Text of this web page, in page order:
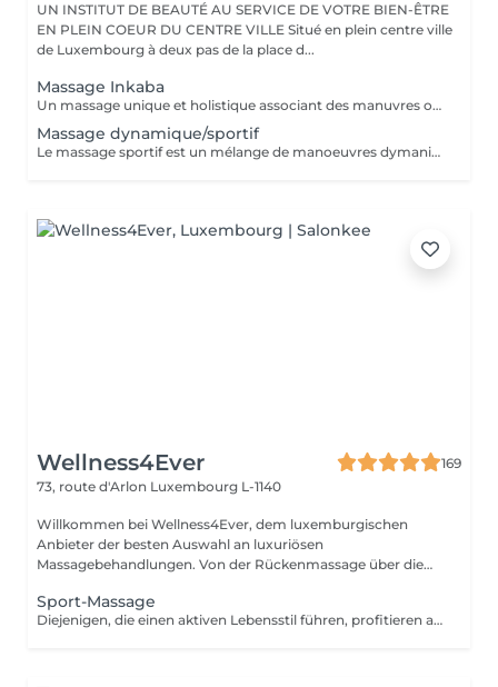
UN INSTITUT DE BEAUTÉ AU SERVICE DE VOTRE BIEN-ÊTRE
EN PLEIN COEUR DU CENTRE VILLE Situé en plein centre ville
de Luxembourg à deux pas de la place d...
Massage Inkaba
Un massage unique et holistique associant des manuvres originaire du monde entier, alliant mouvements lents et appuyés. Ce massage stimule les défenses immunitaires de notre corps et augmente le niveau d'énergie. Evasion et relaxation profonde garanties !
Massage dynamique/sportif
Le massage sportif est un mélange de manoeuvres dymaniques et profondes sur les muscles : pétrissages, frictions, pressions, vibrations et étirements contribuent à préparer, restaurer ou entretenir le physique du sportif ou de toute autre personne physiquement active. Véritable booster d'énergie, ce massage stimule et revitalise.
Wellness4Ever
169
73, route d'Arlon Luxembourg L-1140
Willkommen bei Wellness4Ever, dem luxemburgischen
Anbieter der besten Auswahl an luxuriösen
Massagebehandlungen. Von der Rückenmassage über die
Sport-Massage
Diejenigen, die einen aktiven Lebensstil führen, profitieren am meisten von unserer Sportmassage, einer exquisiten Tiefengewebetherapie, die müde, schmerzende Muskeln und Steifheit in Verbindung mit Sport lindert.